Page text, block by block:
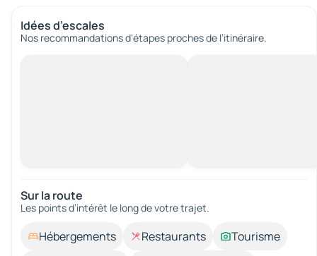
Idées d’escales
Nos recommandations d'étapes proches de l’itinéraire.
Sur la route
Les points d’intérêt le long de votre trajet.
Hébergements Restaurants
Tourisme